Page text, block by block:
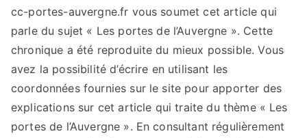
cc-portes-auvergne.fr vous soumet cet article qui
parle du sujet « Les portes de l’Auvergne ». Cette
chronique a été reproduite du mieux possible. Vous
avez la possibilité d’écrire en utilisant les
coordonnées fournies sur le site pour apporter des
explications sur cet article qui traite du thème « Les
portes de l’Auvergne ». En consultant régulièrement